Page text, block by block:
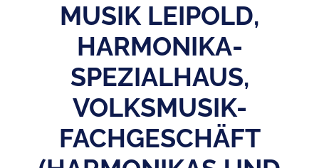
MUSIK LEIPOLD,
HARMONIKA-
SPEZIALHAUS,
VOLKSMUSIK-
FACHGESCHÄFT